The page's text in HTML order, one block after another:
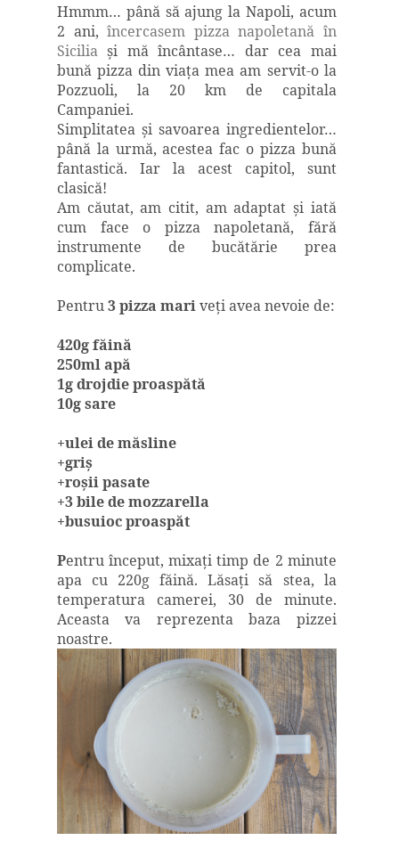
Hmmm… până să ajung la Napoli, acum
2 ani,încercasem pizza napoletană în
Sicilia şi mă încântase… dar cea mai
bună pizza din viaţa mea am servit-o la
Pozzuoli, la 20 km de capitala
Campaniei.
Simplitatea şi savoarea ingredientelor…
până la urmă, acestea fac o pizza bună
fantastică. Iar la acest capitol, sunt
clasică!
Am căutat, am citit, am adaptat şi iată
cum face o pizza napoletană, fără
instrumente de bucătărie prea
complicate.
Pentru3 pizza mariveţi avea nevoie de:
420g făină
250ml apă
1g drojdie proaspătă
10g sare
+ulei de măsline
+griş
+roşii pasate
+3 bile de mozzarella
+busuioc proaspăt
Pentru început, mixaţi timp de 2 minute
apa cu 220g făină. Lăsaţi să stea, la
temperatura camerei, 30 de minute.
Aceasta va reprezenta baza pizzei
noastre.